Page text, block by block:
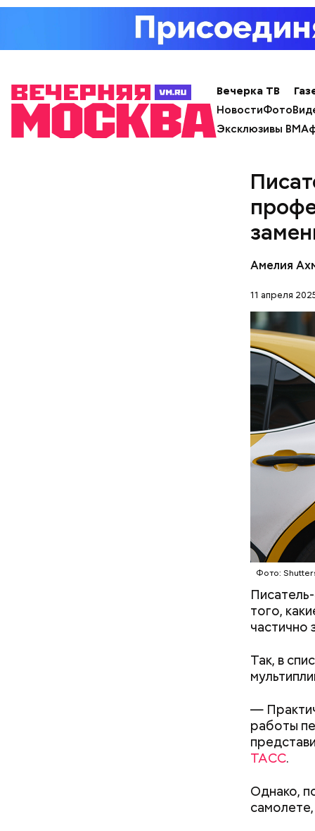
Вечерка ТВ
НовостиФото
Эксклюзивы ВМ
Амелия
11 апреля
Фото:
того,
частично
Так, в
—
работы
ТАСС.
Однако,
кабачок;
чеснок;
соль.
—
Копылов.
Фото:
Однако